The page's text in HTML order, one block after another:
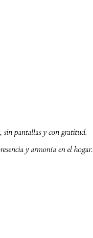
sin pantallas y con gratitud.
y armonía en el hogar.